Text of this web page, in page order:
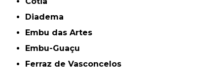
Diadema
Embu das Artes
Embu-Guaçu
Ferraz de Vasconcelos